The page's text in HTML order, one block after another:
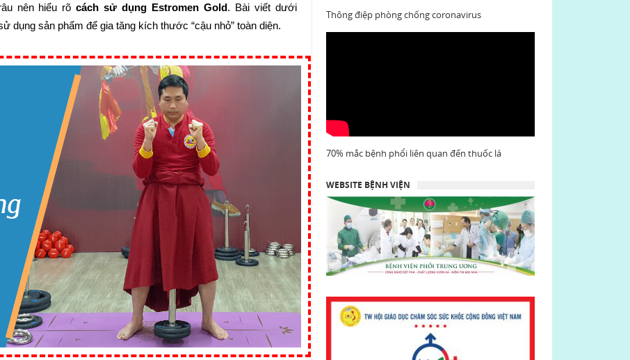
nên hiểu rõcách sử dụng Estromen Gold. Bài viết dưới
sản phẩm để gia tăng kích thước “cậu nhỏ” toàn diện.
Thông điệp phòng chống coronavirus
70% mắc bệnh phổi liên quan đến thuốc lá
WEBSITE BỆNH VIỆN